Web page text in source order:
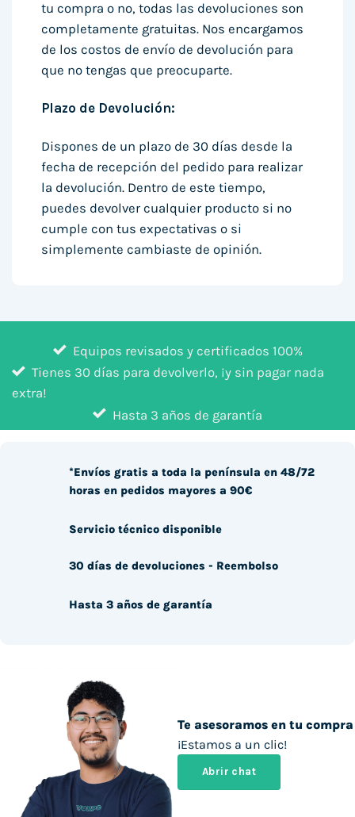
tu compra o no, todas las devoluciones son
completamente gratuitas. Nos encargamos
de los costos de envío de devolución para
que no tengas que preocuparte.
Plazo de Devolución:
Dispones de un plazo de 30 días desde la
fecha de recepción del pedido para realizar
la devolución. Dentro de este tiempo,
puedes devolver cualquier producto si no
cumple con tus expectativas o si
simplemente cambiaste de opinión.
Equipos revisados y certificados 100%
Tienes 30 días para devolverlo, ¡y sin pagar nada
extra!
Hasta 3 años de garantía
Te asesoramos en tu compra
¡Estamos a un clic!
Abrir chat
*Envíos gratis a toda la península en 48/72
horas en pedidos mayores a 90€
Servicio técnico disponible
30 días de devoluciones - Reembolso
Hasta 3 años de garantía